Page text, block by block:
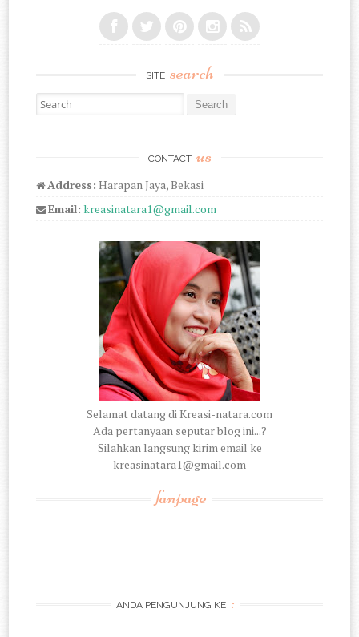
SITE search
Search for:
CONTACT us
Address: Harapan Jaya, Bekasi
Email: kreasinatara1@gmail.com
Selamat datang di Kreasi-natara.com
Ada pertanyaan seputar blog ini...?
Silahkan langsung kirim email ke
kreasinatara1@gmail.com
fanpage
ANDA PENGUNJUNG KE :